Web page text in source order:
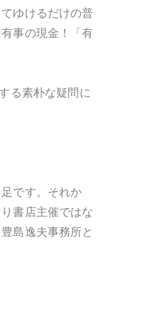
ゆけるだけの普
事の現金！「有
る素朴な疑問に
です。それか
書店主催ではな
島逸夫事務所と